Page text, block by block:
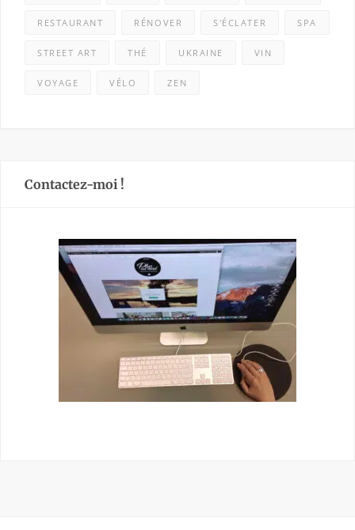
RESTAURANT RÉNOVER S'ÉCLATER SPA
STREET ART THÉ UKRAINE VIN
VOYAGE VÉLO ZEN
Contactez-moi !